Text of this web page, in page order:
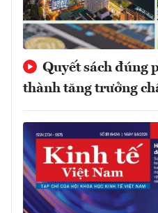
Quyết sách đúng
thành tăng trưởng